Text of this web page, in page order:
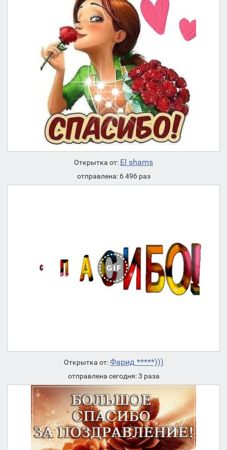
Открытка от: El shams
отправлена: 6 496 раз
Открытка от:Фарид *****)))
отправлена сегодня: 3 раза